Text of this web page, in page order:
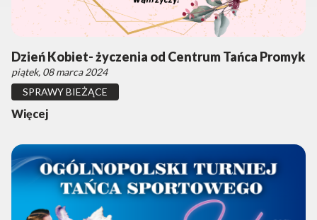
Dzień Kobiet- życzenia od Centrum Tańca Promyk
piątek, 08 marca 2024
SPRAWY BIEŻĄCE
Więcej